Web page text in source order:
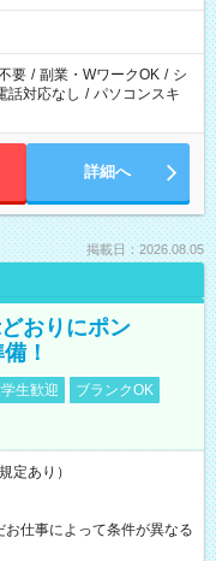
要 / 副業・WワークOK / シ
話対応なし / パソコンスキ
詳細へ
掲載日：2026.08.05
おりにポン
！
生歓迎
ブランクOK
定あり）
仕事によって条件が異なる